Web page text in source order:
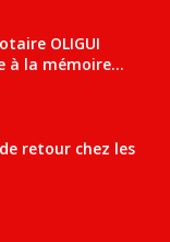
OLIGUI
à la mémoire...
retour chez les